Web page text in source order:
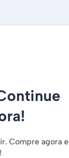
Compre agora e